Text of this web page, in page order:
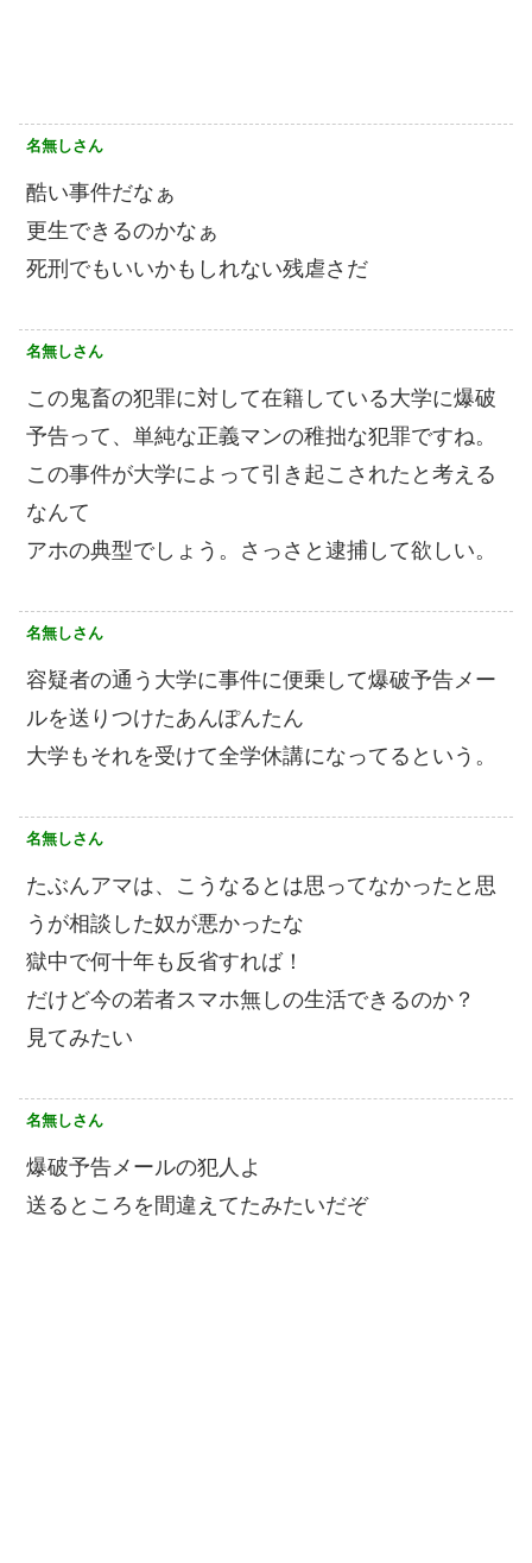
名無しさん
酷い事件だなぁ
更生できるのかなぁ
死刑でもいいかもしれない残虐さだ
名無しさん
この鬼畜の犯罪に対して在籍している大学に爆破
予告って、単純な正義マンの稚拙な犯罪ですね。
この事件が大学によって引き起こされたと考える
なんて
アホの典型でしょう。さっさと逮捕して欲しい。
名無しさん
容疑者の通う大学に事件に便乗して爆破予告メー
ルを送りつけたあんぽんたん
大学もそれを受けて全学休講になってるという。
名無しさん
たぶんアマは、こうなるとは思ってなかったと思
うが相談した奴が悪かったな
獄中で何十年も反省すれば！
だけど今の若者スマホ無しの生活できるのか？
見てみたい
名無しさん
爆破予告メールの犯人よ
送るところを間違えてたみたいだぞ